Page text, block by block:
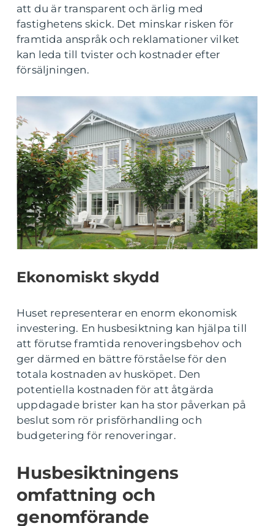
att du är transparent och ärlig med
fastighetens skick. Det minskar risken för
framtida anspråk och reklamationer vilket
kan leda till tvister och kostnader efter
försäljningen.
Ekonomiskt skydd
Huset representerar en enorm ekonomisk
investering. En husbesiktning kan hjälpa till
att förutse framtida renoveringsbehov och
ger därmed en bättre förståelse för den
totala kostnaden av husköpet. Den
potentiella kostnaden för att åtgärda
uppdagade brister kan ha stor påverkan på
beslut som rör prisförhandling och
budgetering för renoveringar.
Husbesiktningens
omfattning och
genomförande